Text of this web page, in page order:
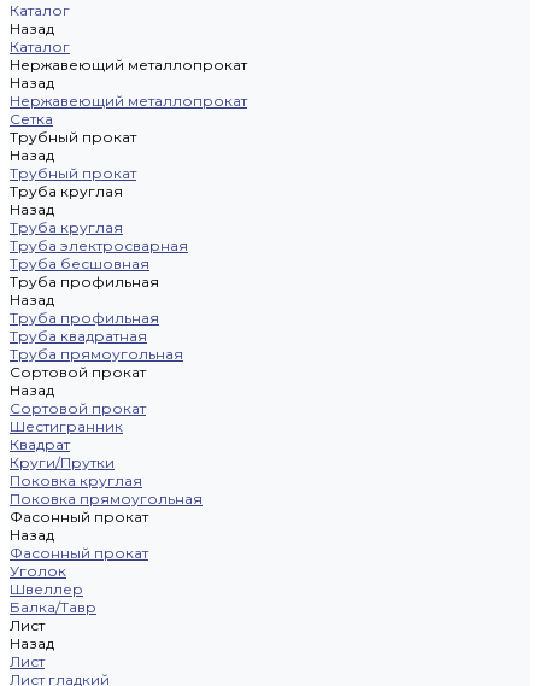
Каталог
Назад
Каталог
Нержавеющий металлопрокат
Назад
Нержавеющий металлопрокат
Сетка
Трубный прокат
Назад
Трубный прокат
Труба круглая
Назад
Труба круглая
Труба электросварная
Труба бесшовная
Труба профильная
Назад
Труба профильная
Труба квадратная
Труба прямоугольная
Сортовой прокат
Назад
Сортовой прокат
Шестигранник
Квадрат
Круги/Прутки
Поковка круглая
Поковка прямоугольная
Фасонный прокат
Назад
Фасонный прокат
Уголок
Швеллер
Балка/Тавр
Лист
Назад
Лист
Лист гладкий